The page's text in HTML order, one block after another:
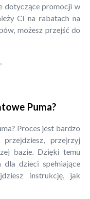
dotyczące promocji w
Ci na rabatach na
możesz przejść do
,
Puma?
Proces jest bardzo
przejrzyj
bazie. Dzięki temu
dzieci spełniające
instrukcję, jak